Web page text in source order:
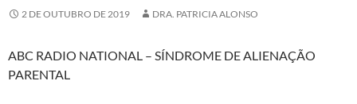
2 DE OUTUBRO DE 2019 DRA. PATRICIA ALONSO
ABC RADIO NATIONAL – SÍNDROME DE ALIENAÇÃO
PARENTAL